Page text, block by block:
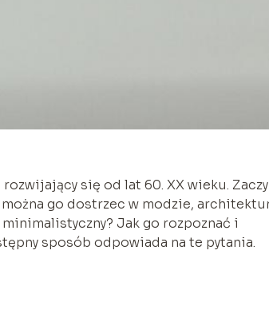
się od lat 60. XX wieku.
go dostrzec w modzie,
Jak go rozpoznać i
sposób odpowiada na te pytania.